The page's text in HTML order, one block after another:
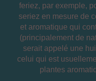
feriez, par exemple,
seriez en mesure de
et aromatique qui
(principalement de
serait appelé une
celui qui est
plantes